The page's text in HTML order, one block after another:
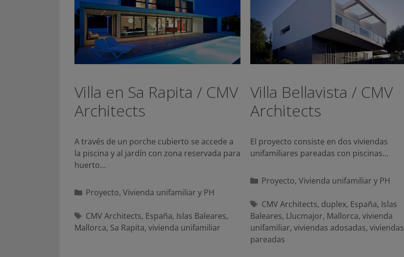
Villa en Sa Rapita / CMV
Architects
A través de un porche cubierto se accede a
la piscina y al jardín con zona reservada para
huerto…
Categorías
Proyecto, Vivienda unifamiliar y PH
Etiquetas
CMV Architects, España, Islas Baleares,
Mallorca, Sa Rapita, vivienda unifamiliar
Villa Bellavista / CMV
Architects
El proyecto consiste en dos viviendas
unifamiliares pareadas con piscinas…
Categorías
Proyecto, Vivienda unifamiliar y PH
Etiquetas
CMV Architects, duplex, España, Islas
Baleares, Llucmajor, Mallorca, vivienda
unifamiliar, viviendas adosadas, viviendas
pareadas